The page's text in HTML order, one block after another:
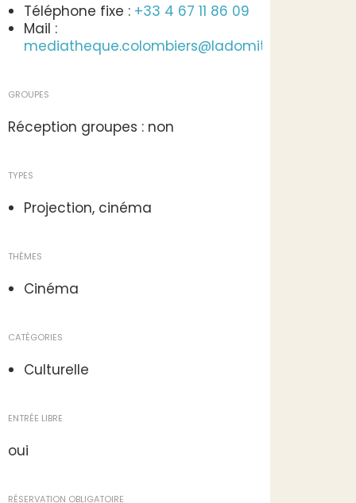
Téléphone fixe : +33 4 67 11 86 09
Mail :
mediatheque.colombiers@ladomitienne.com
GROUPES
Réception groupes : non
TYPES
Projection, cinéma
THÈMES
Cinéma
CATÉGORIES
Culturelle
ENTRÉE LIBRE
oui
RÉSERVATION OBLIGATOIRE